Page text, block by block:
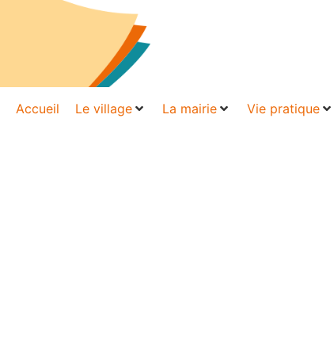
Accueil Le village La mairie Vie pratique